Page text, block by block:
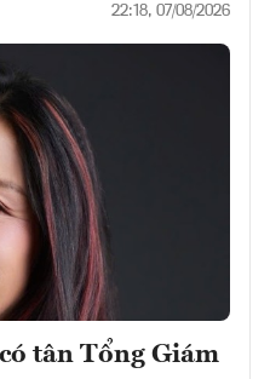
22:18, 07/08/2026
tân Tổng Giám